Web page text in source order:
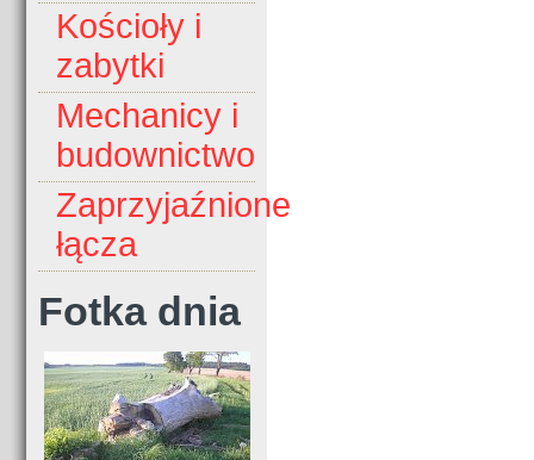
Kościoły i
zabytki
Mechanicy i
budownictwo
Zaprzyjaźnione
łącza
Fotka dnia